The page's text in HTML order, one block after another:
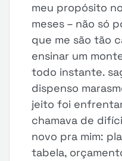
meu propósito
meses – não só
que me são tão
ensinar um
todo instante.
dispenso
jeito foi
chamava de
novo pra mim:
tabela,